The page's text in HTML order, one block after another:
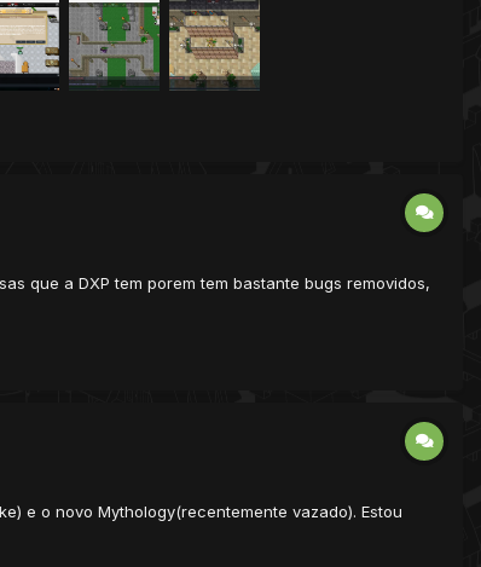
que a DXP tem porem tem bastante bugs removidos,
e o novo Mythology(recentemente vazado). Estou